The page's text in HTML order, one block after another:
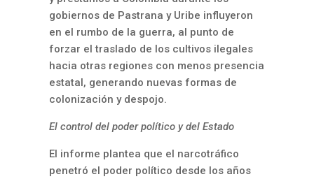
gobiernos de Pastrana y Uribe influyeron
en el rumbo de la guerra, al punto de
forzar el traslado de los cultivos ilegales
hacia otras regiones con menos presencia
estatal, generando nuevas formas de
colonización y despojo.
El control del poder político y del Estado
El informe plantea que el narcotráfico
penetró el poder político desde los años